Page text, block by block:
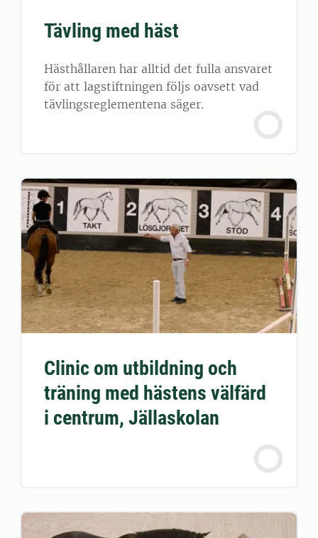
Tävling med häst
Hästhållaren har alltid det fulla ansvaret
för att lagstiftningen följs oavsett vad
tävlingsreglementena säger.
Clinic om utbildning och
träning med hästens välfärd
i centrum, Jällaskolan